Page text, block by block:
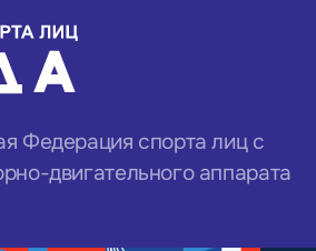
Федерация спорта лиц с
двигательного аппарата